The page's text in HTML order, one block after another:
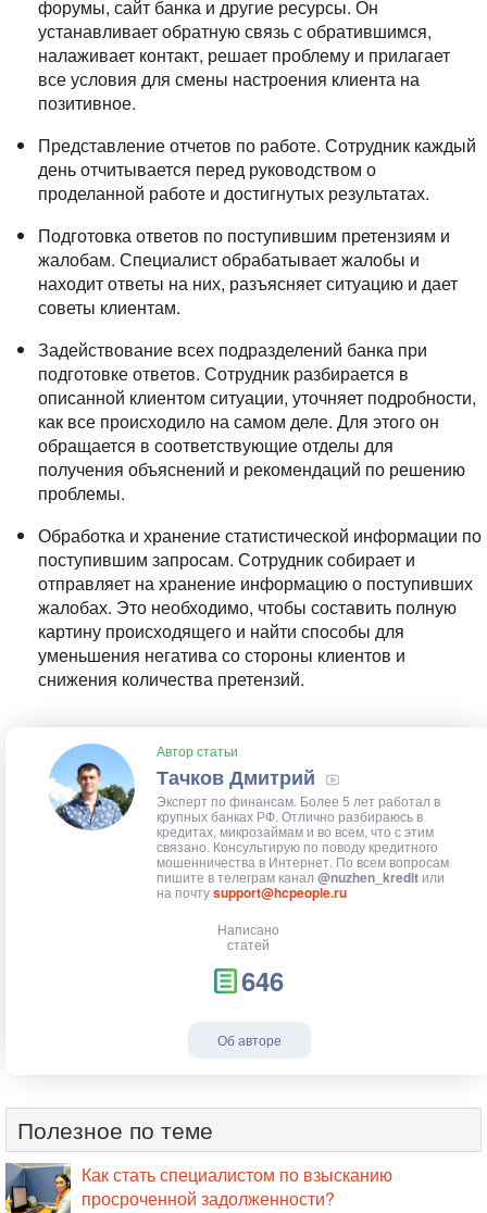
форумы, сайт банка и другие ресурсы. Он
устанавливает обратную связь с обратившимся,
налаживает контакт, решает проблему и прилагает
все условия для смены настроения клиента на
позитивное.
Представление отчетов по работе. Сотрудник каждый
день отчитывается перед руководством о
проделанной работе и достигнутых результатах.
Подготовка ответов по поступившим претензиям и
жалобам. Специалист обрабатывает жалобы и
находит ответы на них, разъясняет ситуацию и дает
советы клиентам.
Задействование всех подразделений банка при
подготовке ответов. Сотрудник разбирается в
описанной клиентом ситуации, уточняет подробности,
как все происходило на самом деле. Для этого он
обращается в соответствующие отделы для
получения объяснений и рекомендаций по решению
проблемы.
Обработка и хранение статистической информации по
поступившим запросам. Сотрудник собирает и
отправляет на хранение информацию о поступивших
жалобах. Это необходимо, чтобы составить полную
картину происходящего и найти способы для
уменьшения негатива со стороны клиентов и
снижения количества претензий.
Автор статьи
Тачков Дмитрий
Эксперт по финансам. Более 5 лет работал в
крупных банках РФ. Отлично разбираюсь в
кредитах, микрозаймам и во всем, что с этим
связано. Консультирую по поводу кредитного
мошенничества в Интернет. По всем вопросам
пишите в телеграм канал @nuzhen_kredit или
на почтуsupport@hcpeople.ru
Написано
статей
646
Об авторе
Полезное по теме
Как стать специалистом по взысканию
просроченной задолженности?